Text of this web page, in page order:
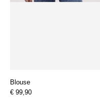
Blouse
€ 99,90